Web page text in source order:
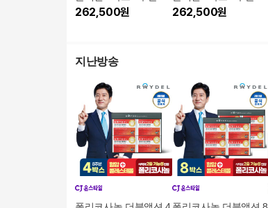
262,500원 262,500원
지난방송